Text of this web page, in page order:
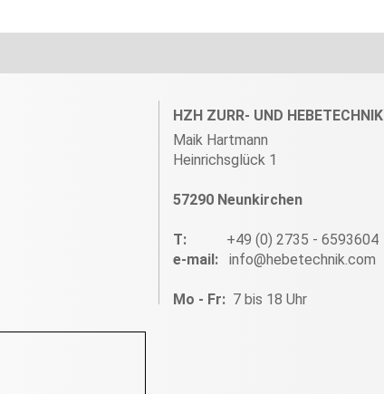
HZH ZURR- UND HEBETECHNIK
Maik Hartmann
Heinrichsglück 1
57290 Neunkirchen
T: +49 (0) 2735 - 6593604
e-mail: info@hebetechnik.com
Mo - Fr: 7 bis 18 Uhr